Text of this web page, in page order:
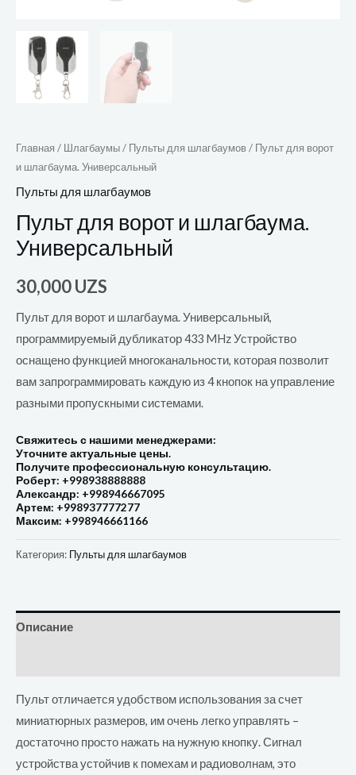
Главная / Шлагбаумы/ Пульты для шлагбаумов/ Пульт для ворот
и шлагбаума. Универсальный
Пульты для шлагбаумов
Пульт для ворот и шлагбаума.
Универсальный
30,000UZS
Пульт для ворот и шлагбаума. Универсальный,
программируемый дубликатор 433 MHz Устройство
оснащено функцией многоканальности, которая позволит
вам запрограммировать каждую из 4 кнопок на управление
разными пропускными системами.
Свяжитесь с нашими менеджерами:
Уточните актуальные цены.
Получите профессиональную консультацию.
Роберт: +998938888888
Александр: +998946667095
Артем: +998937777277
Максим: +998946661166
Категория: Пульты для шлагбаумов
Описание
Пульт отличается удобством использования за счет
миниатюрных размеров, им очень легко управлять –
достаточно просто нажать на нужную кнопку. Сигнал
устройства устойчив к помехам и радиоволнам, это